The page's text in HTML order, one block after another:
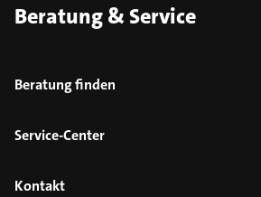
Beratung & Service
Beratung finden
Service-Center
Kontakt